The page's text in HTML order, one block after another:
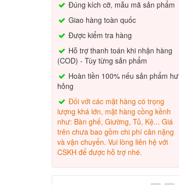
Đúng kích cỡ, mẫu mã sản phẩm
Giao hàng toàn quốc
Được kiểm tra hàng
Hỗ trợ thanh toán khi nhận hàng
(COD) - Tùy từng sản phẩm
Hoàn tiền 100% nếu sản phẩm hư
hỏng
Đối với các mặt hàng có trọng
lượng khá lớn, mặt hàng cồng kềnh
như: Bàn ghế, Giường, Tủ, Kệ... Giá
trên chưa bao gồm chi phí cân nặng
và vận chuyển. Vui lòng liên hệ với
CSKH để được hỗ trợ nhé.